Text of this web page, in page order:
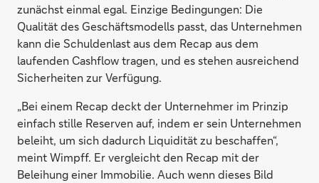
zunächst einmal egal. Einzige Bedingungen: Die
Qualität des Geschäftsmodells passt, das Unternehmen
kann die Schuldenlast aus dem Recap aus dem
laufenden Cashflow tragen, und es stehen ausreichend
Sicherheiten zur Verfügung.
„Bei einem Recap deckt der Unternehmer im Prinzip
einfach stille Reserven auf, indem er sein Unternehmen
beleiht, um sich dadurch Liquidität zu beschaffen“,
meint Wimpff. Er vergleicht den Recap mit der
Beleihung einer Immobilie. Auch wenn dieses Bild